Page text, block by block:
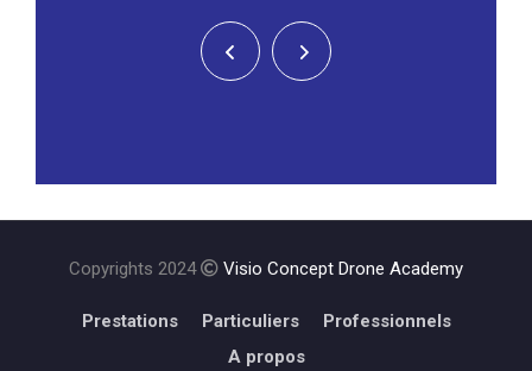
Copyrights 2024 Visio Concept Drone Academy
Prestations Particuliers
Professionnels
A propos